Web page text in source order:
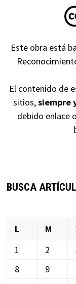
Este obra está
El contenido de
sitios,siempre
debido enlace
BUSCA
L
M
1
2
8
9